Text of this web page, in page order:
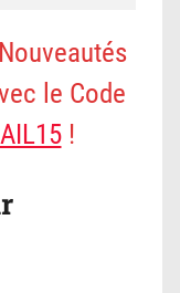
le Code
!